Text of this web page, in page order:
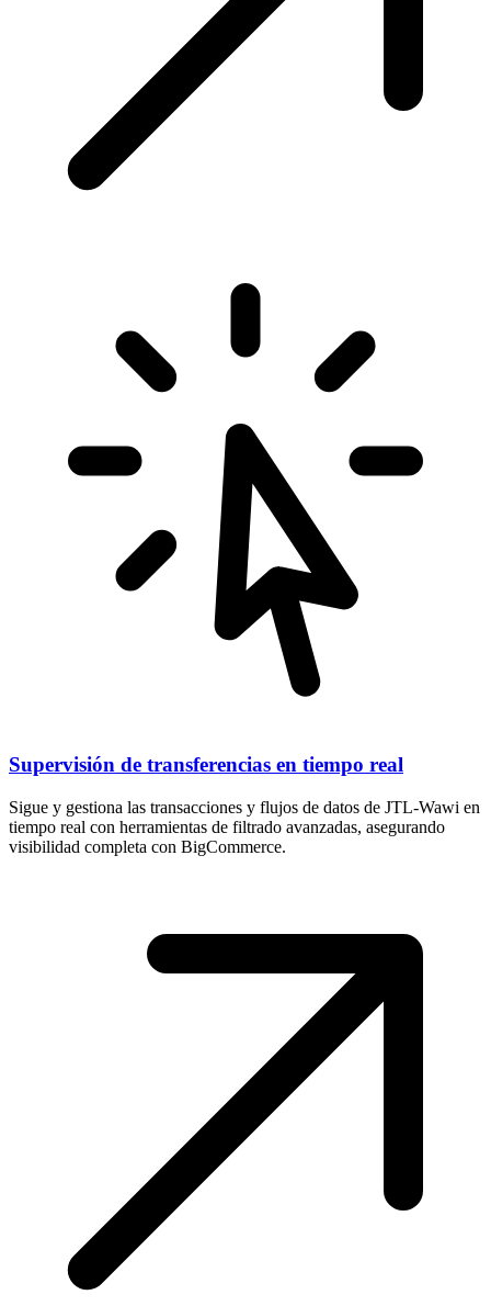
Supervisión de transferencias en tiempo real
Sigue y gestiona las transacciones y flujos de datos de JTL-Wawi en
tiempo real con herramientas de filtrado avanzadas, asegurando
visibilidad completa con BigCommerce.